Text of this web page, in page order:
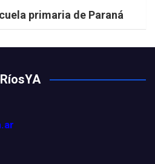
primaria de Paraná